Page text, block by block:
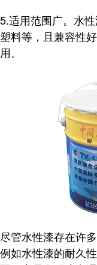
5.适用范围广。水
塑料等，且兼容性
用。
尽管水性漆存在许
例如水性漆的耐久